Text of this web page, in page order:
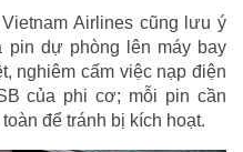
Airlines cũng lưu ý
dự phòng lên máy bay
nghiêm cấm việc nạp điện
của phi cơ; mỗi pin cần
để tránh bị kích hoạt.